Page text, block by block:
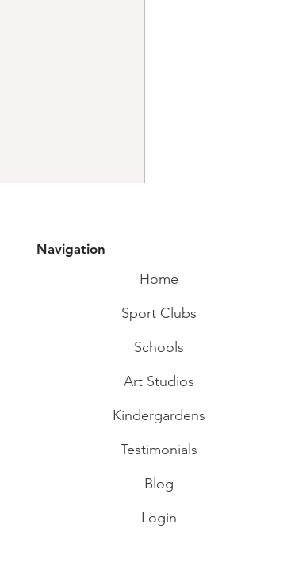
Funny Paper
Cool Papertoys
Make Yourself!
Navigation
Home
Sport Clubs
Schools
Art Studios
Kindergardens
Testimonials
Blog
Login